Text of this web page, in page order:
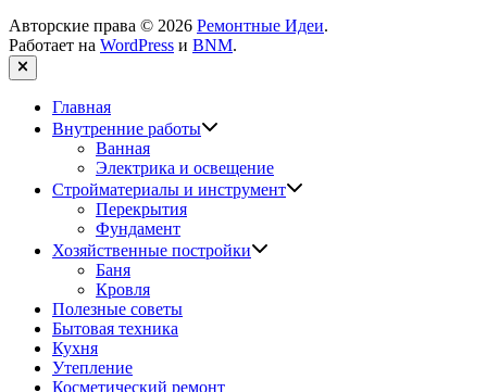
Авторские права © 2026 Ремонтные Идеи.
Работает на WordPress и BNM.
Закрыть
Главная
Внутренние работы
Ванная
Электрика и освещение
Стройматериалы и инструмент
Перекрытия
Фундамент
Хозяйственные постройки
Баня
Кровля
Полезные советы
Бытовая техника
Кухня
Утепление
Косметический ремонт